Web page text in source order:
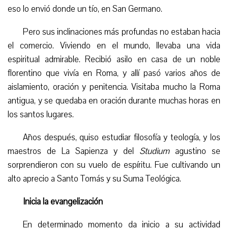
eso lo envió donde un tío, en San Germano.
Pero sus inclinaciones más profundas no estaban hacia
el comercio. Viviendo en el mundo, llevaba una vida
espiritual admirable. Recibió asilo en casa de un noble
florentino que vivía en Roma, y allí pasó varios años de
aislamiento, oración y penitencia. Visitaba mucho la Roma
antigua, y se quedaba en oración durante muchas horas en
los santos lugares.
Años después, quiso estudiar filosofía y teología, y los
maestros de La Sapienza y del Studiumagustino se
sorprendieron con su vuelo de espíritu. Fue cultivando un
alto aprecio a Santo Tomás y su Suma Teológica.
Inicia la evangelización
En determinado momento da inicio a su actividad